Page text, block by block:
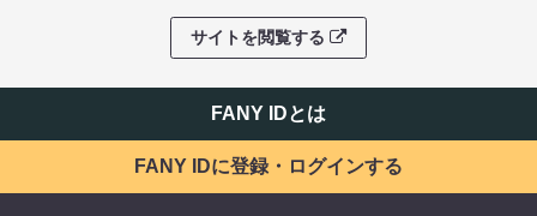
サイトを閲覧する
FANY IDとは
FANY IDに登録・ログインする